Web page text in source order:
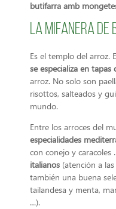
butifarra amb
La Mifanera de
Es el templo del arroz.
se especializa en tapas
arroz. No solo son
risottos, salteados y
mundo.
Entre los arroces del
especialidades
con conejo y caracoles
italianos (atención a
también una buena
tailandesa y menta,
…).